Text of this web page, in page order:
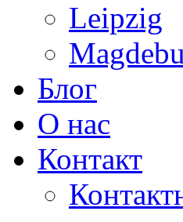
Leipzig
Блог
О нас
Контакт